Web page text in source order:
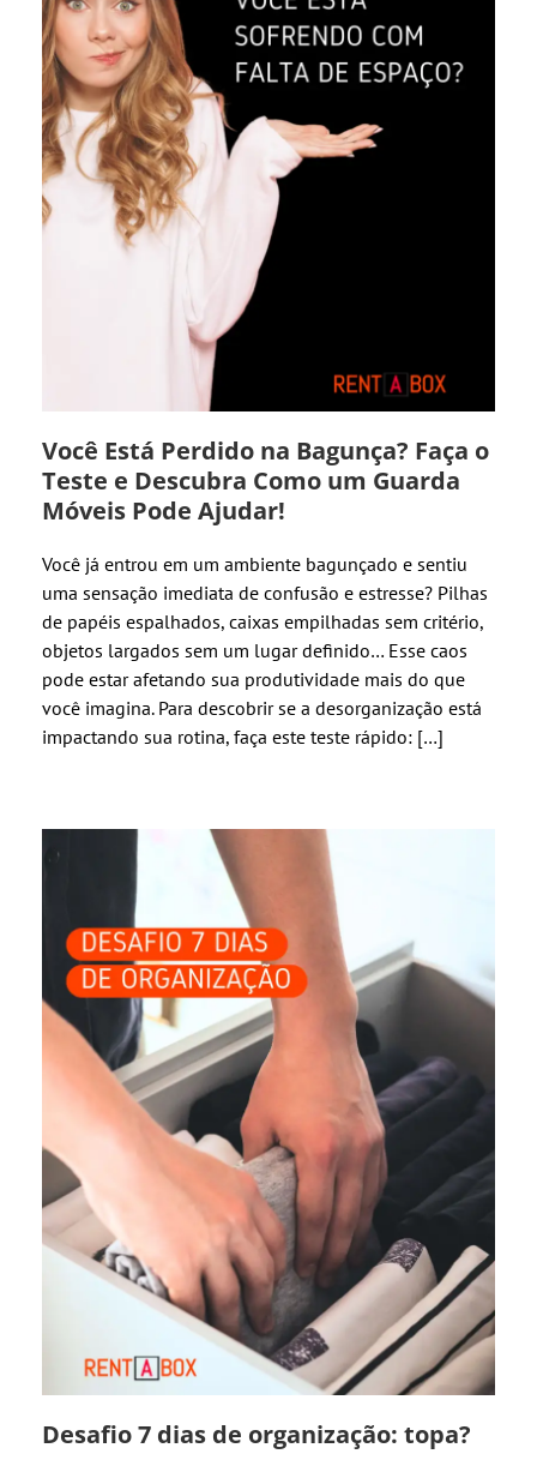
Você Está Perdido na Bagunça? Faça o
Teste e Descubra Como um Guarda
Móveis Pode Ajudar!
Você já entrou em um ambiente bagunçado e sentiu
uma sensação imediata de confusão e estresse? Pilhas
de papéis espalhados, caixas empilhadas sem critério,
objetos largados sem um lugar definido… Esse caos
pode estar afetando sua produtividade mais do que
você imagina. Para descobrir se a desorganização está
impactando sua rotina, faça este teste rápido: […]
Desafio 7 dias de organização: topa?